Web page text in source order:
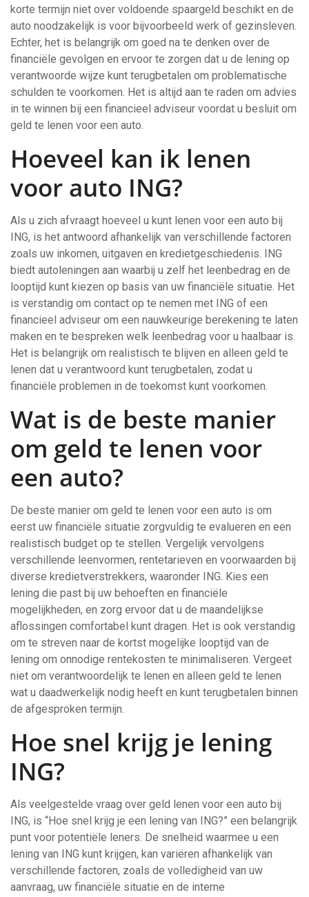
korte termijn niet over voldoende spaargeld beschikt en de
auto noodzakelijk is voor bijvoorbeeld werk of gezinsleven.
Echter, het is belangrijk om goed na te denken over de
financiële gevolgen en ervoor te zorgen dat u de lening op
verantwoorde wijze kunt terugbetalen om problematische
schulden te voorkomen. Het is altijd aan te raden om advies
in te winnen bij een financieel adviseur voordat u besluit om
geld te lenen voor een auto.
Hoeveel kan ik lenen
voor auto ING?
Als u zich afvraagt hoeveel u kunt lenen voor een auto bij
ING, is het antwoord afhankelijk van verschillende factoren
zoals uw inkomen, uitgaven en kredietgeschiedenis. ING
biedt autoleningen aan waarbij u zelf het leenbedrag en de
looptijd kunt kiezen op basis van uw financiële situatie. Het
is verstandig om contact op te nemen met ING of een
financieel adviseur om een nauwkeurige berekening te laten
maken en te bespreken welk leenbedrag voor u haalbaar is.
Het is belangrijk om realistisch te blijven en alleen geld te
lenen dat u verantwoord kunt terugbetalen, zodat u
financiële problemen in de toekomst kunt voorkomen.
Wat is de beste manier
om geld te lenen voor
een auto?
De beste manier om geld te lenen voor een auto is om
eerst uw financiële situatie zorgvuldig te evalueren en een
realistisch budget op te stellen. Vergelijk vervolgens
verschillende leenvormen, rentetarieven en voorwaarden bij
diverse kredietverstrekkers, waaronder ING. Kies een
lening die past bij uw behoeften en financiële
mogelijkheden, en zorg ervoor dat u de maandelijkse
aflossingen comfortabel kunt dragen. Het is ook verstandig
om te streven naar de kortst mogelijke looptijd van de
lening om onnodige rentekosten te minimaliseren. Vergeet
niet om verantwoordelijk te lenen en alleen geld te lenen
wat u daadwerkelijk nodig heeft en kunt terugbetalen binnen
de afgesproken termijn.
Hoe snel krijg je lening
ING?
Als veelgestelde vraag over geld lenen voor een auto bij
ING, is “Hoe snel krijg je een lening van ING?” een belangrijk
punt voor potentiële leners. De snelheid waarmee u een
lening van ING kunt krijgen, kan variëren afhankelijk van
verschillende factoren, zoals de volledigheid van uw
aanvraag, uw financiële situatie en de interne